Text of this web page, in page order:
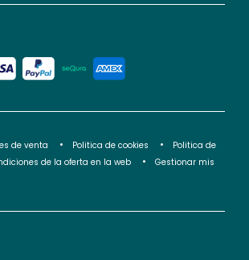
nuestra
de
privacidad</2>.
de venta Politica de cookies
Politica de
de la oferta en la web
Gestionar mis